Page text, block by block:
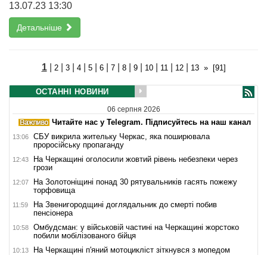
13.07.23 13:30
Детальніше
1| 2| 3| 4| 5| 6| 7| 8| 9| 10| 11 12| 13 » [91]
ОСТАННІ НОВИНИ
06 серпня 2026
Читайте нас у Telegram. Підписуйтесь на наш канал
13:06
СБУ викрила жительку Черкас, яка поширювала
проросійську пропаганду
12:43
На Черкащині оголосили жовтий рівень небезпеки через
грози
12:07
На Золотоніщині понад 30 рятувальників гасять пожежу
торфовища
11:59
На Звенигородщині доглядальник до смерті побив
пенсіонера
10:58
Омбудсман: у військовій частині на Черкащині жорстоко
побили мобілізованого бійця
10:13 На Черкащині п'яний мотоцикліст зіткнувся з мопедом